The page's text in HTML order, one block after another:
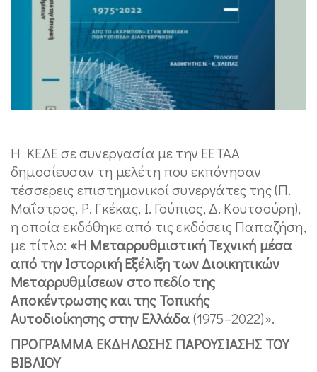
Η ΚΕΔΕ σε συνεργασία με την ΕΕΤΑΑ
δημοσίευσαν τη μελέτη που εκπόνησαν
τέσσερεις επιστημονικοί συνεργάτες της (Π.
Μαΐστρος, Ρ. Γκέκας, Ι. Γούπιος, Δ. Κουτσούρη),
η οποία εκδόθηκε από τις εκδόσεις Παπαζήση,
με τίτλο: «Η Μεταρρυθμιστική Τεχνική μέσα
από την Ιστορική Εξέλιξη των Διοικητικών
Μεταρρυθμίσεων στο πεδίο της
Αποκέντρωσης και της Τοπικής
Αυτοδιοίκησης στην Ελλάδα(1975–2022)».
ΠΡΟΓΡΑΜΜΑ ΕΚΔΗΛΩΣΗΣ ΠΑΡΟΥΣΙΑΣΗΣ ΤΟΥ
ΒΙΒΛΙΟΥ